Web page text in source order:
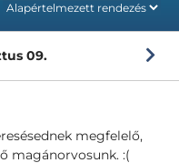
09.
megfelelő,
magánorvosunk. :(